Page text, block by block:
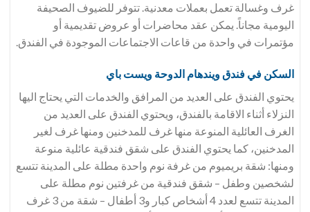
غرف وغسالة تعمل بعملات معدنية. تتوفر للضيوف الصحيفة
اليومية مجاناً. يمكن عقد محاضرات أو عروض تقديمية أو
مؤتمرات في واحدة من قاعات الاجتماعات الموجودة في الفندق.
السكن في فندق ويندهام الدوحة ويست باي
يحتوي الفندق على العديد من المرافق والخدمات التي يحتاج اليها
النزلاء أثناء الاقامة بالفندق، ويحتوي الفندق على العديد من
الغرف العائلية المنوعة منها غرف للمدخنين ومنها غرف لغير
المدخنين، كما يحتوي الفندق على شقق فندقية عائلية منوعة
ومنها: شقة بريميوم من غرفة نوم واحدة مطلة على المدينة تتسع
لشخصين وطفل – شقق فندقية من غرفتين نوم مطلة على
المدينة تتسع لعدد 4 أشخاص كبار و3 أطفال – شقة من 3 غرف